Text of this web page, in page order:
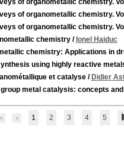
of organometallic chemistry.
of organometallic chemistry.
of organometallic chemistry.
chemistry/ Ionel Haiduc
chemistry: Applications in
using highly reactive
et catalyse/ Didier
group metal catalysis: concepts
1 2 3 4 5